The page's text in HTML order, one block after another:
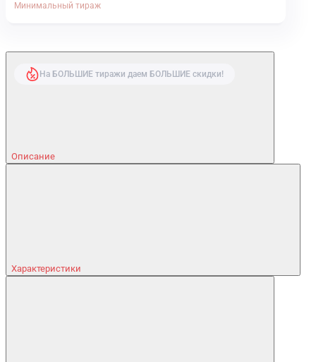
Минимальный тираж
На БОЛЬШИЕ тиражи даем БОЛЬШИЕ скидки!
Описание
Характеристики